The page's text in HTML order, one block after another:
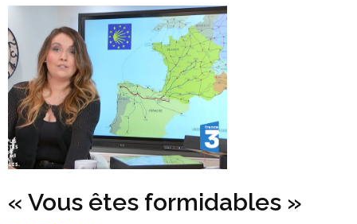
« Vous êtes formidables »